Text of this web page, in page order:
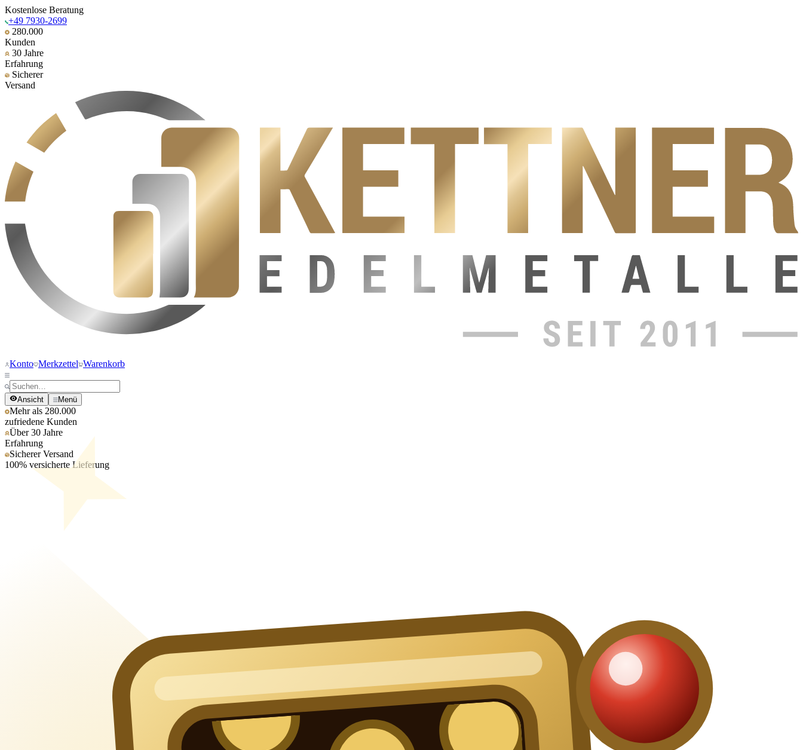
Kostenlose Beratung
+49 7930-2699
280.000
Kunden
30 Jahre
Erfahrung
Sicherer
Versand
Konto Merkzettel Warenkorb
Ansicht Menü
Mehr als 280.000
zufriedene Kunden
Über 30 Jahre
Erfahrung
Sicherer Versand
100% versicherte Lieferung